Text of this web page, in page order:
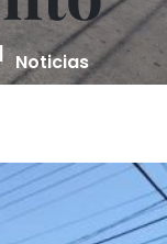
| Noticias